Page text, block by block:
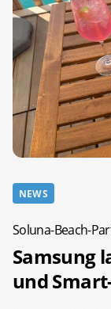
NEWS
Soluna-Beach-
Samsung
und